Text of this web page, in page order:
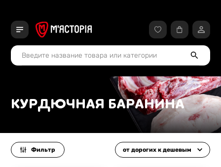
КУРДЮЧНАЯ БАРАНИНА
Фильтр от дорогих к дешевым